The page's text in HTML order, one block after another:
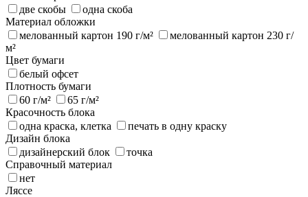
две скобы
одна скоба
Материал обложки
мелованный картон 190 г/м²
мелованный картон 230 г/
м²
Цвет бумаги
белый офсет
Плотность бумаги
60 г/м²
65 г/м²
Красочность блока
одна краска, клетка
печать в одну краску
Дизайн блока
дизайнерский блок
точка
Справочный материал
нет
Ляссе